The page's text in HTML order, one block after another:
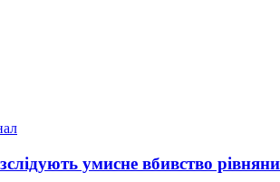
умисне вбивство